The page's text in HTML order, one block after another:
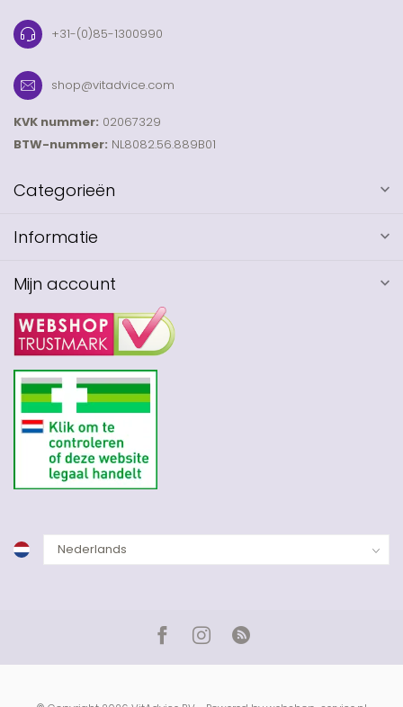
+31-(0)85-1300990
shop@vitadvice.com
KVK nummer: 02067329
BTW-nummer: NL8082.56.889B01
Categorieën
Informatie
Mijn account